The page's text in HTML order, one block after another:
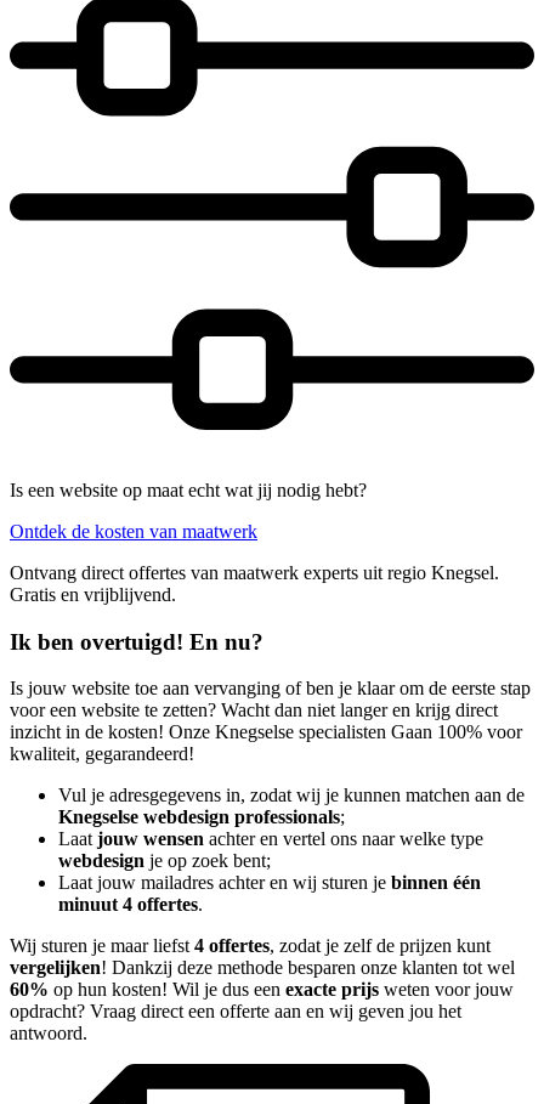
Is een website op maat echt wat jij nodig hebt?
Ontdek de kosten van maatwerk
Ontvang direct offertes van maatwerk experts uit regio Knegsel.
Gratis en vrijblijvend.
Ik ben overtuigd! En nu?
Is jouw website toe aan vervanging of ben je klaar om de eerste stap
voor een website te zetten? Wacht dan niet langer en krijg direct
inzicht in de kosten! Onze Knegselse specialisten Gaan 100% voor
kwaliteit, gegarandeerd!
Vul je adresgegevens in, zodat wij je kunnen matchen aan de
Knegselse webdesign professionals;
Laat jouw wensen achter en vertel ons naar welke type
webdesign je op zoek bent;
Laat jouw mailadres achter en wij sturen je binnen één
minuut 4 offertes.
Wij sturen je maar liefst 4 offertes, zodat je zelf de prijzen kunt
vergelijken! Dankzij deze methode besparen onze klanten tot wel
60% op hun kosten! Wil je dus een exacte prijs weten voor jouw
opdracht? Vraag direct een offerte aan en wij geven jou het
antwoord.